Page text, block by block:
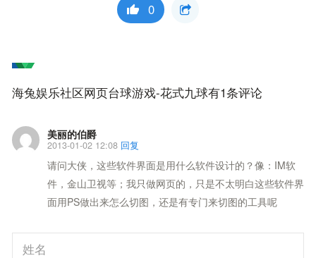
0
海兔娱乐社区网页台球游戏-花式九球有1条评论
美丽的伯爵
2013-01-02 12:08 回复
请问大侠，这些软件界面是用什么软件设计的？像：IM软
件，金山卫视等；我只做网页的，只是不太明白这些软件界
面用PS做出来怎么切图，还是有专门来切图的工具呢